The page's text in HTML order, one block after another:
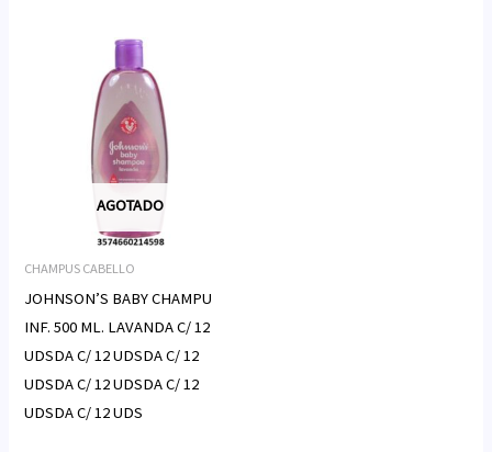
AGOTADO
CHAMPUS CABELLO
JOHNSON’S BABY CHAMPU
INF. 500 ML. LAVANDA C/ 12
UDSDA C/ 12 UDSDA C/ 12
UDSDA C/ 12 UDSDA C/ 12
UDSDA C/ 12 UDS